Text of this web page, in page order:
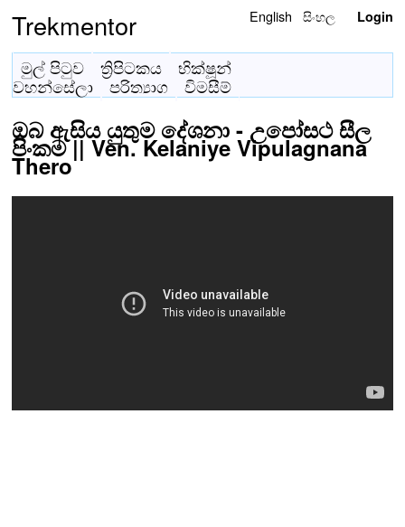
Trekmentor English සිංහල Login
මුල් පිටුව ත්‍රිපිටකය
භික්ෂූන්
වහන්සේලා
පරිත්‍යාග විමසීම්
ඔබ ඇසිය යුතුම දේශනා - උපෝසථ සීල
පිංකම || Ven. Kelaniye Vipulagnana
Thero